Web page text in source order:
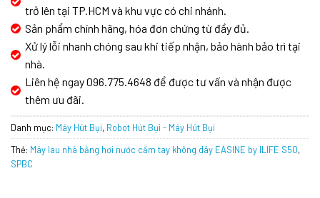
trở lên tại TP.HCM và khu vực có chi nhánh.
Sản phẩm chính hãng, hóa đơn chứng từ đầy đủ.
Xử lý lỗi nhanh chóng sau khi tiếp nhận, bảo hành bảo trì tại
nhà.
Liên hệ ngay 096.775.4648 để được tư vấn và nhận được
thêm ưu đãi.
Danh mục: Máy Hút Bụi, Robot Hút Bụi - Máy Hút Bụi
Thẻ: Máy lau nhà bằng hơi nước cầm tay không dây EASINE by ILIFE S50,
SPBC